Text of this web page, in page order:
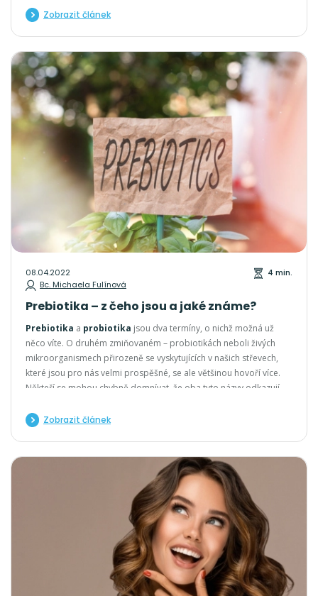
dokonce svalový třes a křeče. Psychickou únavu nemusíme tak
náš mozek pracuje vlastně nepřetržitě.
Zobrazit článek
08.04.2022
Bc. Michaela Fulínová
4 min.
Prebiotika – z čeho jsou a jaké známe?
Prebiotika a probiotika jsou dva termíny, o nichž možná už
něco víte. O druhém zmiňovaném – probiotikách neboli živých
mikroorganismech přirozeně se vyskytujících v našich střevech,
které jsou pro nás velmi prospěšné, se ale většinou hovoří více.
Někteří se mohou chybně domnívat, že oba tyto názvy odkazují
Zobrazit článek